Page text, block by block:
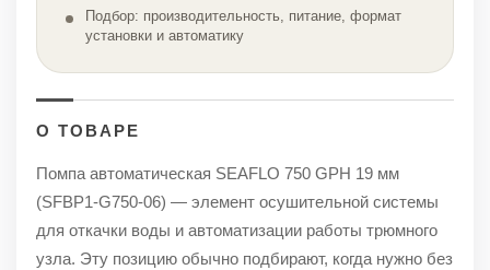
Подбор: производительность, питание, формат
установки и автоматику
О ТОВАРЕ
Помпа автоматическая SEAFLO 750 GPH 19 мм
(SFBP1-G750-06) — элемент осушительной системы
для откачки воды и автоматизации работы трюмного
узла. Эту позицию обычно подбирают, когда нужно без